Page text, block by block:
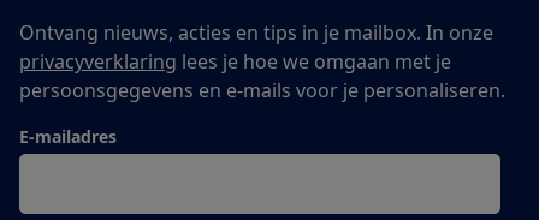
Ontvang nieuws, acties en tips in je mailbox. In onze
privacyverklaring lees je hoe we omgaan met je
persoonsgegevens en e-mails voor je personaliseren.
E-mailadres